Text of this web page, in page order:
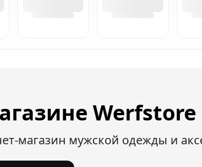
Werfstore
магазин мужской одежды и